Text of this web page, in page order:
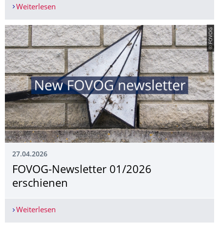
Weiterlesen
© FOVOG
27.04.2026
FOVOG-Newsletter 01/2026
erschienen
Weiterlesen